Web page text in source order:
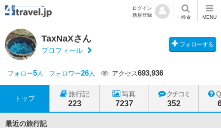
ログイン
新規登録
検索 MENU
TaxNaXさん
プロフィール
フォローする
フォロー5人 フォロワー26人 アクセス693,936
トップ
旅行記
223
写真
7237
クチコミ
352
最近の旅行記